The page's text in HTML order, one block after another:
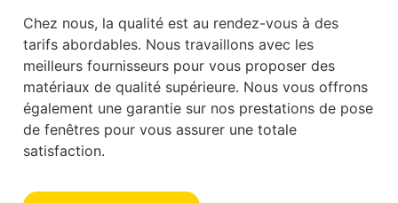
Chez nous, la qualité est au rendez-vous à des
tarifs abordables. Nous travaillons avec les
meilleurs fournisseurs pour vous proposer des
matériaux de qualité supérieure. Nous vous offrons
également une garantie sur nos prestations de pose
de fenêtres pour vous assurer une totale
satisfaction.